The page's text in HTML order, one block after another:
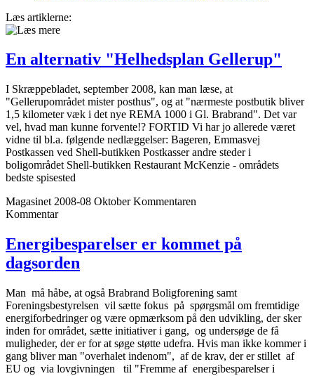
Læs artiklerne:
En alternativ "Helheds­plan Gellerup"
I Skræppebladet, september 2008, kan man læse, at
"Gellerupområdet mist­er posthus", og at "nærmeste postbutik bliver
1,5 kilometer væk i det nye REMA 1000 i Gl. Brabrand". Det var
vel, hvad man kunne forvente!? FORTID Vi har jo allerede været
vidne til bl.a. følgende nedlæggelser: Bageren, Emmasvej
Postkassen ved Shell-butikken Postkasser andre steder i
boligområdet Shell-butikken Restaurant McKenzie - områdets
bedste spisested
Magasinet 2008-08 Oktober Kommentaren
Kommentar
Energibesparelser er kommet på
dagsorden
Man må håbe, at også Brabrand Boligforening samt
Foreningsbestyrelsen vil sætte fokus på spørgsmål om fremtidige
energiforbedringer og være opmærksom på den udvikling, der sker
inden for området, sætte initiativer i gang, og undersøge de få
muligheder, der er for at søge støtte udefra. Hvis man ikke kommer i
gang bliver man "overhalet indenom", af de krav, der er stillet af
EU og via lovgivningen til "Fremme af energibesparelser i